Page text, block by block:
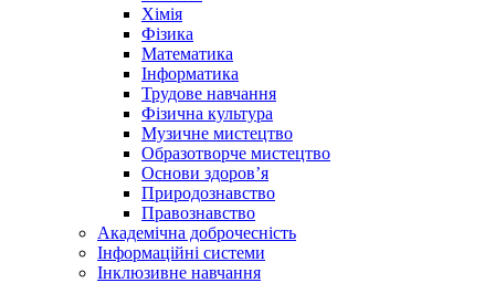
Хімія
Фізика
Математика
Інформатика
Трудове навчання
Фізична культура
Музичне мистецтво
Образотворче мистецтво
Основи здоров’я
Природознавство
Правознавство
Академічна доброчесність
Інформаційні системи
Інклюзивне навчання